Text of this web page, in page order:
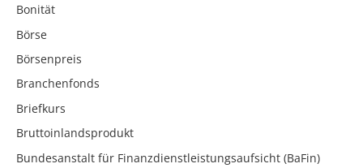
Bonität
Börse
Börsenpreis
Branchenfonds
Briefkurs
Bruttoinlandsprodukt
Bundesanstalt für Finanzdienstleistungsaufsicht (BaFin)